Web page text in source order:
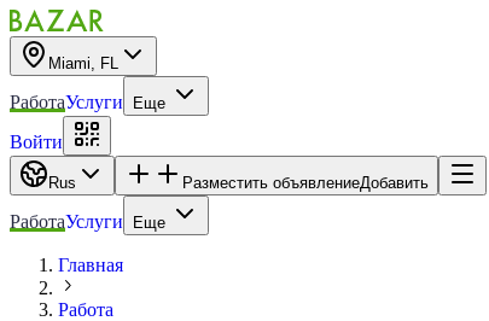
Miami, FL
РаботаУслуги Еще
Войти
Rus Разместить объявлениеДобавить
РаботаУслуги Еще
Главная
Работа